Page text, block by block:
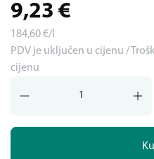
9,23 €
184,60€/l
PDV je uključen u cijenu /
cijenu